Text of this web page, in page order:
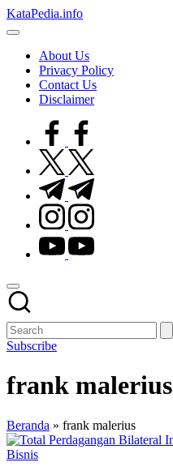
Skip
to
KataPedia.info
Berita
TerbaruAbout Us
Privacy Policy
Contact Us
Disclaimer
facebook.com
twitter.com
t.me
instagram.com
youtube.com
Subscribe
frank malerius
Beranda » frank malerius
Posted
Bisnis